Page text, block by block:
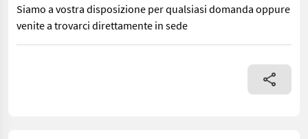
Siamo a vostra disposizione per qualsiasi domanda oppure
venite a trovarci direttamente in sede
Tosaerba a motore Reform 626 - Macchina a 3 marce - Barra